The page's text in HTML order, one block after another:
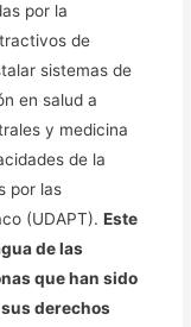
por la
de
sistemas de
en salud a
y medicina
de la
por las
(UDAPT). Este
de las
que han sido
derechos